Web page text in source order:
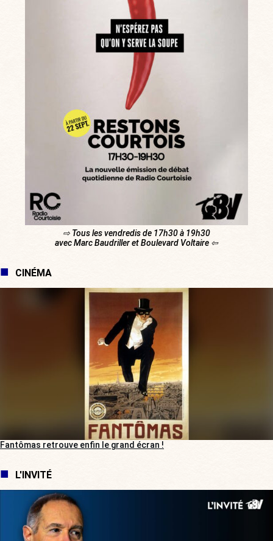
⇨ Tous les vendredis de 17h30 à 19h30
avec Marc Baudriller et Boulevard Voltaire ⇦
CINÉMA
Fantômas retrouve enfin le grand écran !
L'INVITÉ